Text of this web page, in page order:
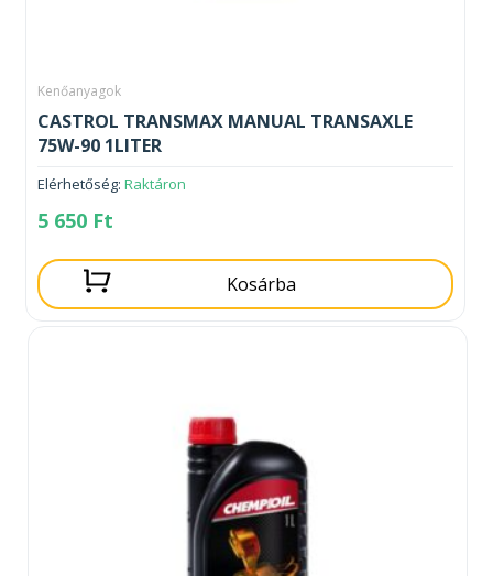
Kenőanyagok
CASTROL TRANSMAX MANUAL TRANSAXLE
75W-90 1LITER
Elérhetőség: Raktáron
5 650 Ft
Kosárba